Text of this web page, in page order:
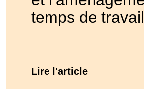
temps de travail
Lire l'article